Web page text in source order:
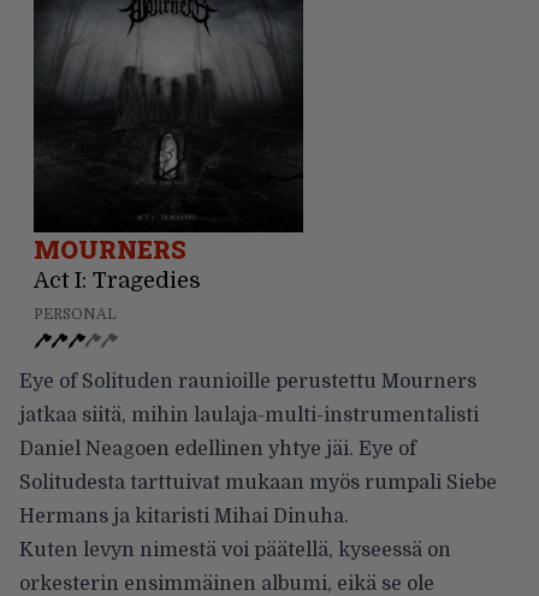
MOURNERS
Act I: Tragedies
PERSONAL
Eye of Solituden raunioille perustettu Mourners
jatkaa siitä, mihin laulaja-multi-instrumentalisti
Daniel Neagoen edellinen yhtye jäi. Eye of
Solitudesta tarttuivat mukaan myös rumpali Siebe
Hermans ja kitaristi Mihai Dinuha.
Kuten levyn nimestä voi päätellä, kyseessä on
orkesterin ensimmäinen albumi, eikä se ole